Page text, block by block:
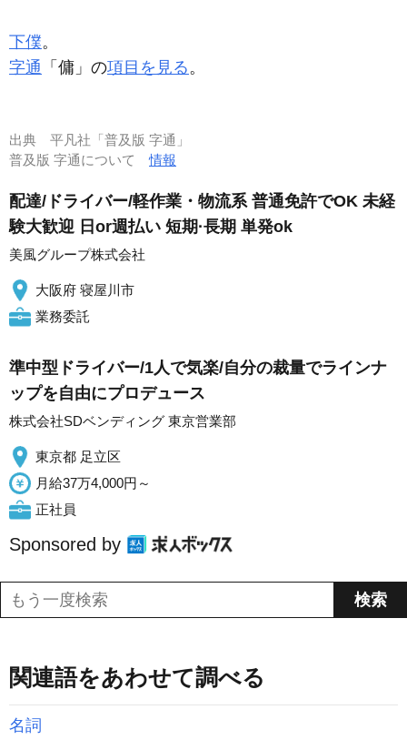
下僕。
字通 「傭」の項目を見る 。
出典 平凡社「普及版 字通」
普及版 字通について情報
配達/ドライバー/軽作業・物流系 普通免許でOK 未経
験大歓迎 日or週払い 短期·長期 単発ok
美風グループ株式会社
大阪府 寝屋川市
業務委託
準中型ドライバー/1人で気楽/自分の裁量でラインナ
ップを自由にプロデュース
株式会社SDベンディング 東京営業部
東京都 足立区
月給37万4,000円～
正社員
Sponsored by
関連語をあわせて調べる
名詞